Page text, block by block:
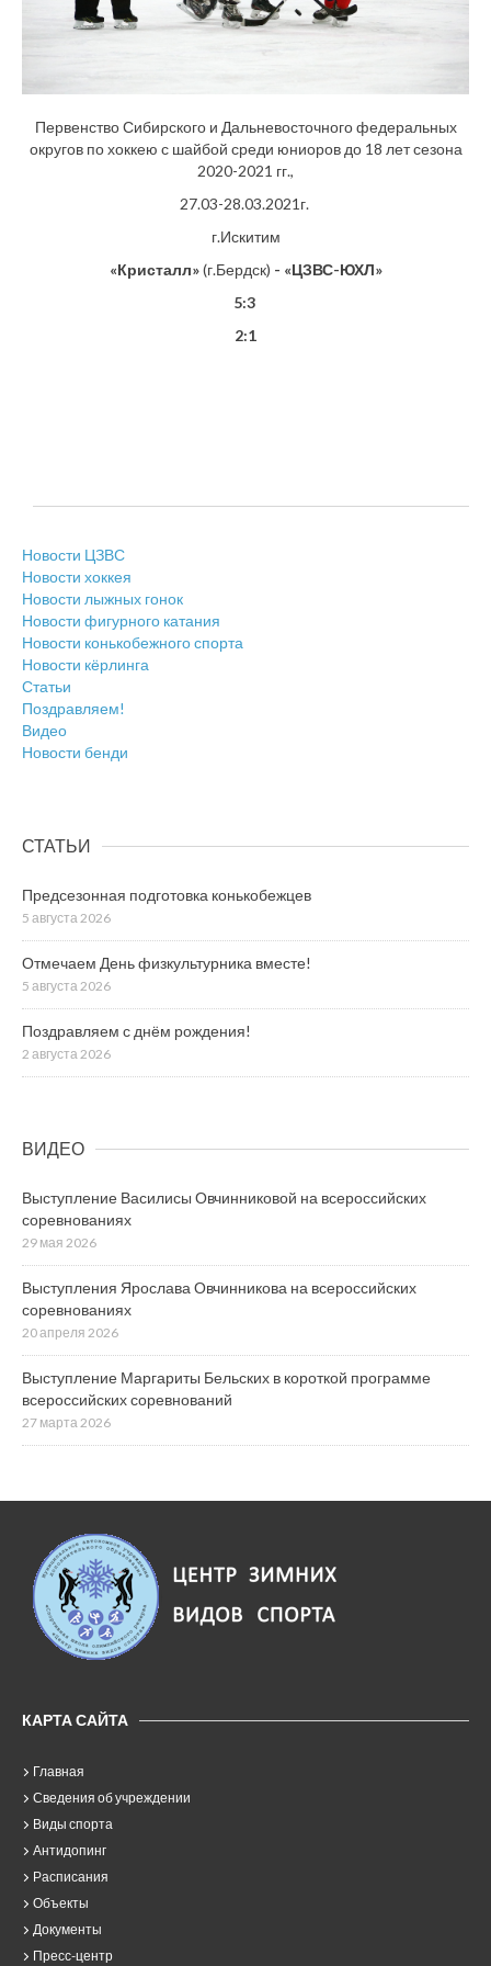
Первенство Сибирского и Дальневосточного федеральных
округов по хоккею с шайбой среди юниоров до 18 лет сезона
2020-2021 гг.,
27.03-28.03.2021г.
г.Искитим
«Кристалл»(г.Бердск) - «ЦЗВС-ЮХЛ»
5:3
2:1
Новости ЦЗВС
Новости хоккея
Новости лыжных гонок
Новости фигурного катания
Новости конькобежного спорта
Новости кёрлинга
Статьи
Поздравляем!
Видео
Новости бенди
СТАТЬИ
Предсезонная подготовка конькобежцев
5 августа 2026
Отмечаем День физкультурника вместе!
5 августа 2026
Поздравляем с днём рождения!
2 августа 2026
ВИДЕО
Выступление Василисы Овчинниковой на всероссийских
соревнованиях
29 мая 2026
Выступления Ярослава Овчинникова на всероссийских
соревнованиях
20 апреля 2026
Выступление Маргариты Бельских в короткой программе
всероссийских соревнований
27 марта 2026
КАРТА САЙТА
Главная
Сведения об учреждении
Виды спорта
Антидопинг
Расписания
Объекты
Документы
Пресс-центр